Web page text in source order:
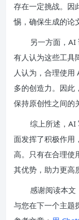
存在一定挑战。因
惕，确保生成的论
另一方面，AI
有人认为这些工具
人认为，合理使用
多的创造力。因此
保持原创性之间的
综上所述，AI
面发挥了积极作用
高。只有在合理使
其优势，助力更高
感谢阅读本文
与您在下一个主题